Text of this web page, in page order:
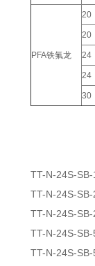
PFA铁氟龙
20
20
24
24
30
TT-N-24S-
TT-N-24S-
TT-N-24S-SB-
TT-N-24S-SB-
TT-N-24S-